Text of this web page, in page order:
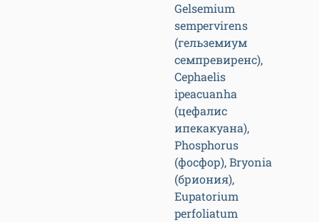
Gelsemium
sempervirens
(гельземиум
семпревиренс),
Cephaelis
ipeacuanha
(цефалис
ипекакуана),
Phosphorus
(фосфор), Bryonia
(бриония),
Eupatorium
perfoliatum